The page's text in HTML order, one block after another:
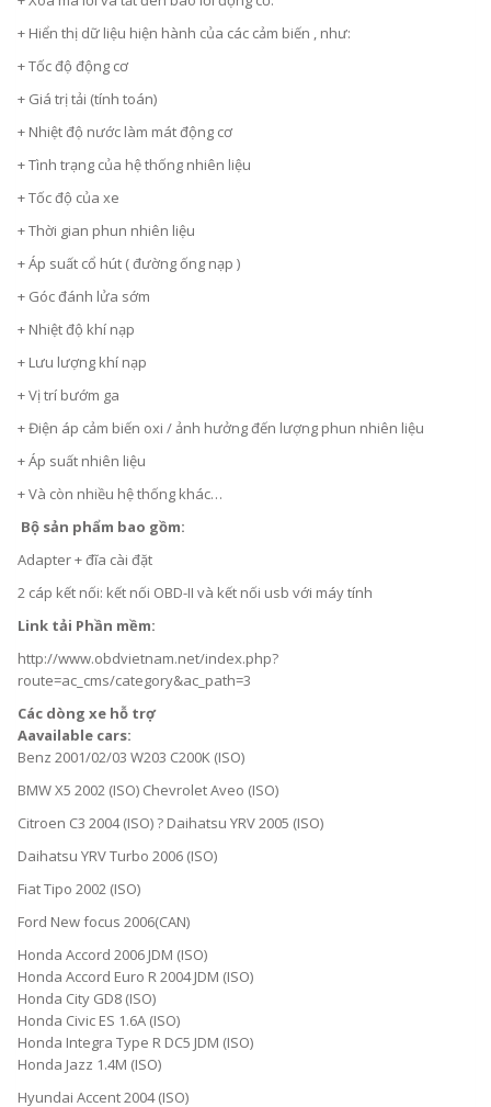
+ Hiển thị dữ liệu hiện hành của các cảm biến , như:
+ Tốc độ động cơ
+ Giá trị tải (tính toán)
+ Nhiệt độ nước làm mát động cơ
+ Tình trạng của hệ thống nhiên liệu
+ Tốc độ của xe
+ Thời gian phun nhiên liệu
+ Áp suất cổ hút ( đường ống nạp )
+ Góc đánh lửa sớm
+ Nhiệt độ khí nạp
+ Lưu lượng khí nạp
+ Vị trí bướm ga
+ Điện áp cảm biến oxi / ảnh hưởng đến lượng phun nhiên liệu
+ Áp suất nhiên liệu
+ Và còn nhiều hệ thống khác…
Bộ sản phẩm bao gồm:
Adapter + đĩa cài đặt
2 cáp kết nối: kết nối OBD-II và kết nối usb với máy tính
Link tải Phần mềm:
http://www.obdvietnam.net/index.php?
route=ac_cms/category&ac_path=3
Các dòng xe hỗ trợ
Aavailable cars:
Benz 2001/02/03 W203 C200K (ISO)
BMW X5 2002 (ISO) Chevrolet Aveo (ISO)
Citroen C3 2004 (ISO) ? Daihatsu YRV 2005 (ISO)
Daihatsu YRV Turbo 2006 (ISO)
Fiat Tipo 2002 (ISO)
Ford New focus 2006(CAN)
Honda Accord 2006 JDM (ISO)
Honda Accord Euro R 2004 JDM (ISO)
Honda City GD8 (ISO)
Honda Civic ES 1.6A (ISO)
Honda Integra Type R DC5 JDM (ISO)
Honda Jazz 1.4M (ISO)
Hyundai Accent 2004 (ISO)